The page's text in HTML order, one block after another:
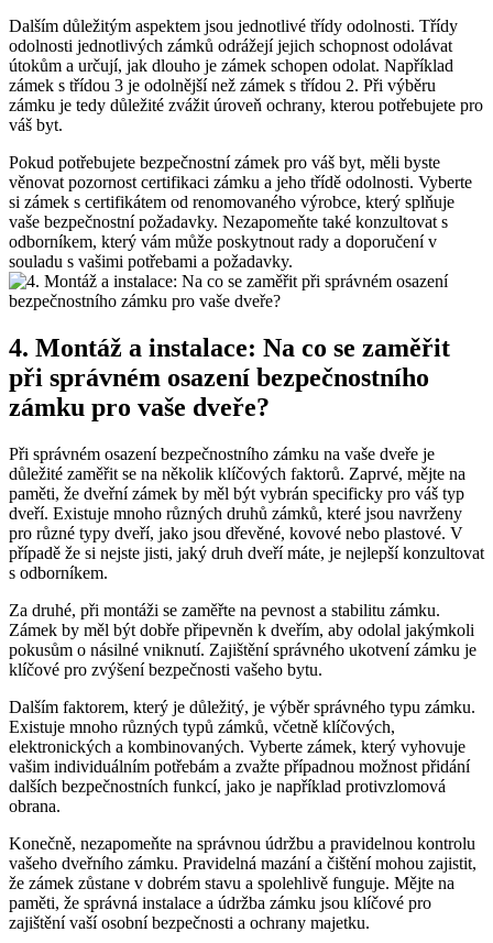
Dalším důležitým ​aspektem jsou jednotlivé třídy odolnosti. Třídy
⁣odolnosti jednotlivých zámků odrážejí jejich ‌schopnost odolávat
‍útokům a určují, jak ⁣dlouho je zámek schopen odolat. Například
zámek⁤ s třídou 3 je ⁢odolnější⁢ než ‌zámek s třídou 2.‌ Při výběru
zámku‍ je tedy důležité⁢ zvážit úroveň ochrany, kterou potřebujete pro
váš byt.
Pokud potřebujete bezpečnostní zámek pro váš byt, ⁣měli byste ​
věnovat‍ pozornost certifikaci zámku⁣ a jeho třídě odolnosti. Vyberte
si zámek s certifikátem‌ od renomovaného výrobce, který splňuje
vaše bezpečnostní požadavky. Nezapomeňte také konzultovat s
⁤odborníkem, ‍který vám může poskytnout rady a ‌doporučení ‍v
souladu s ⁤vašimi potřebami a požadavky.
4. Montáž​ a ‌instalace: Na co se ⁣zaměřit
při správném osazení ⁣bezpečnostního
zámku ​pro vaše dveře?
Při správném​ osazení bezpečnostního zámku na ‍vaše dveře je
důležité zaměřit se na několik klíčových faktorů. Zaprvé, mějte na
paměti, že​ dveřní zámek ⁣by měl být vybrán specificky ⁣pro váš typ‌
dveří. Existuje mnoho⁣ různých ⁤druhů zámků, které jsou ⁢navrženy
pro různé typy ​dveří,‍ jako jsou dřevěné, kovové nebo plastové. V
případě že⁤ si ​nejste jisti, jaký druh dveří máte, je‍ nejlepší konzultovat
s odborníkem.
Za druhé, při​ montáži se zaměřte ⁢na pevnost ⁢a stabilitu zámku.⁤
Zámek⁣ by měl být dobře připevněn k dveřím, aby odolal jakýmkoli
pokusům o násilné vniknutí. Zajištění správného ukotvení zámku je
klíčové pro zvýšení bezpečnosti vašeho bytu.
Dalším faktorem, ​který je​ důležitý, je výběr správného typu⁤ zámku.
Existuje⁢ mnoho různých ⁢typů zámků, včetně klíčových,⁢
elektronických a kombinovaných. Vyberte zámek, který vyhovuje
vašim individuálním potřebám a ​zvažte případnou ⁢možnost přidání
dalších bezpečnostních ⁢funkcí, jako ‌je například protivzlomová
obrana.
Konečně, nezapomeňte na ‌správnou údržbu a pravidelnou kontrolu
vašeho dveřního zámku.‍ Pravidelná mazání ‌a čištění mohou zajistit,
⁢že zámek zůstane v ‌dobrém stavu a spolehlivě funguje. Mějte na
paměti, že správná‍ instalace‌ a údržba zámku jsou klíčové pro
zajištění vaší ⁣osobní bezpečnosti a ochrany majetku.